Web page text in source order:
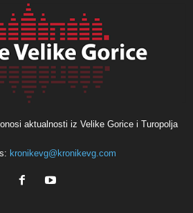
aktualnosti iz Velike Gorice i Turopolja
kronikevg@kronikevg.com